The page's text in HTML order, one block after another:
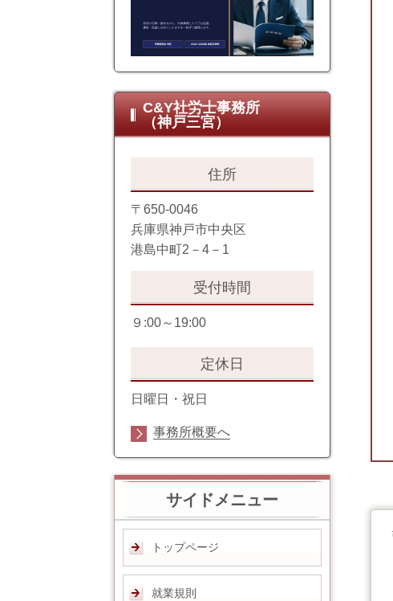
C&Y社労士事務所
（神戸三宮）
住所
〒650-0046
兵庫県神戸市中央区
港島中町2－4－1
受付時間
９:00～19:00
定休日
日曜日・祝日
事務所概要へ
サイドメニュー
トップページ
就業規則